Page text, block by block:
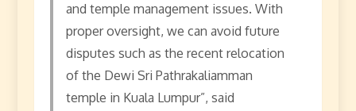
and temple management issues. With
proper oversight, we can avoid future
disputes such as the recent relocation
of the Dewi Sri Pathrakaliamman
temple in Kuala Lumpur”, said